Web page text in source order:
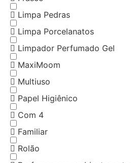
Limpa Pedras
Limpa Porcelanatos
Limpador Perfumado Gel
MaxiMoom
Multiuso
Papel Higiênico
Com 4
Familiar
Rolão